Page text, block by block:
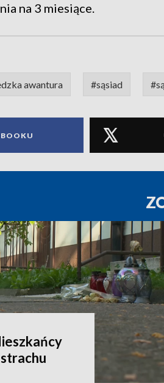
na 3 miesiące.
awantura #sąsiad